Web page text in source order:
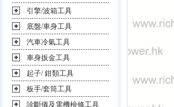
引擎/波箱工具
底盤/車身工具
汽車冷氣工具
車身扳金工具
起子/ 鉗類工具
板手/套筒工具
診斷儀及電機檢修工具